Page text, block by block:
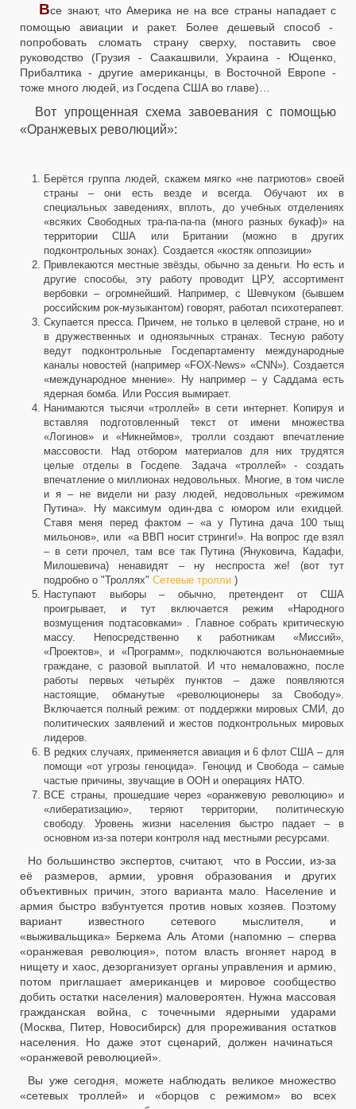
Все знают, что Америка не на все страны нападает с
помощью авиации и ракет. Более дешевый способ -
попробовать сломать страну сверху, поставить свое
руководство (Грузия - Саакашвили, Украина - Ющенко,
Прибалтика - другие американцы, в Восточной Европе -
тоже много людей, из Госдепа США во главе)…
Вот упрощенная схема завоевания с помощью
«Оранжевых революций»:
Берётся группа людей, скажем мягко «не патриотов» своей
страны – они есть везде и всегда. Обучают их в
специальных заведениях, вплоть, до учебных отделениях
«всяких Свободных тра-па-па-па (много разных букаф)» на
территории США или Британии (можно в других
подконтрольных зонах). Создается «костяк оппозиции»
Привлекаются местные звёзды, обычно за деньги. Но есть и
другие способы, эту работу проводит ЦРУ, ассортимент
вербовки – огромнейший. Например, с Шевчуком (бывшем
российским рок-музыкантом) говорят, работал психотерапевт.
Скупается пресса. Причем, не только в целевой стране, но и
в дружественных и одноязычных странах. Тесную работу
ведут подконтрольные Госдепартаменту международные
каналы новостей (например «FOX-News» «CNN»). Создается
«международное мнение». Ну например – у Саддама есть
ядерная бомба. Или Россия вымирает.
Нанимаются тысячи «троллей» в сети интернет. Копируя и
вставляя подготовленный текст от имени множества
«Логинов» и «Никнеймов», тролли создают впечатление
массовости. Над отбором материалов для них трудятся
целые отделы в Госдепе. Задача «троллей» - создать
впечатление о миллионах недовольных. Многие, в том числе
и я – не видели ни разу людей, недовольных «режимом
Путина». Ну максимум один-два с юмором или ехидцей.
Ставя меня перед фактом – «а у Путина дача 100 тыщ
мильонов», или «а ВВП носит стринги!». На вопрос где взял
– в сети прочел, там все так Путина (Януковича, Кадафи,
Милошевича) ненавидят – ну неспроста же! (вот тут
подробно о "Троллях" Сетевые тролли )
Наступают выборы – обычно, претендент от США
проигрывает, и тут включается режим «Народного
возмущения подтасовками» . Главное собрать критическую
массу. Непосредственно к работникам «Миссий»,
«Проектов», и «Программ», подключаются вольнонаемные
граждане, с разовой выплатой. И что немаловажно, после
работы первых четырёх пунктов – даже появляются
настоящие, обманутые «революционеры за Свободу».
Включается полный режим: от поддержки мировых СМИ, до
политических заявлений и жестов подконтрольных мировых
лидеров.
В редких случаях, применяется авиация и 6 флот США – для
помощи «от угрозы геноцида». Геноцид и Свобода – самые
частые причины, звучащие в ООН и операциях НАТО.
ВСЕ страны, прошедшие через «оранжевую революцию» и
«либератизацию», теряют территории, политическую
свободу. Уровень жизни населения быстро падает – в
основном из-за потери контроля над местными ресурсами.
Но большинство экспертов, считают, что в России, из-за
её размеров, армии, уровня образования и других
объективных причин, этого варианта мало. Население и
армия быстро взбунтуется против новых хозяев. Поэтому
вариант известного сетевого мыслителя, и
«выживальщика» Беркема Аль Атоми (напомню – сперва
«оранжевая революция», потом власть вгоняет народ в
нищету и хаос, дезорганизует органы управления и армию,
потом приглашает американцев и мировое сообщество
добить остатки населения) маловероятен. Нужна массовая
гражданская война, с точечными ядерными ударами
(Москва, Питер, Новосибирск) для прореживания остатков
населения. Но даже этот сценарий, должен начинаться
«оранжевой революцией».
Вы уже сегодня, можете наблюдать великое множество
«сетевых троллей» и «борцов с режимом» во всех